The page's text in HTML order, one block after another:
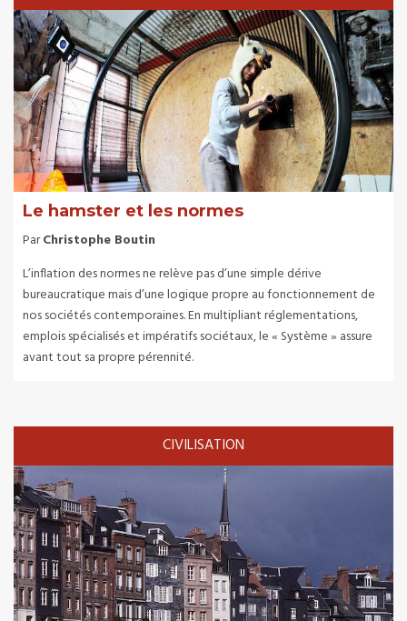
Le hamster et les normes
ParChristophe Boutin
L’inflation des normes ne relève pas d’une simple dérive
bureaucratique mais d’une logique propre au fonctionnement de
nos sociétés contemporaines. En multipliant réglementations,
emplois spécialisés et impératifs sociétaux, le « Système » assure
avant tout sa propre pérennité.
CIVILISATION